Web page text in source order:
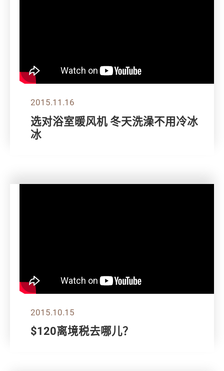
2015.11.16
选对浴室暖风机 冬天洗澡不用冷冰
冰
2015.10.15
$120离境税去哪儿？